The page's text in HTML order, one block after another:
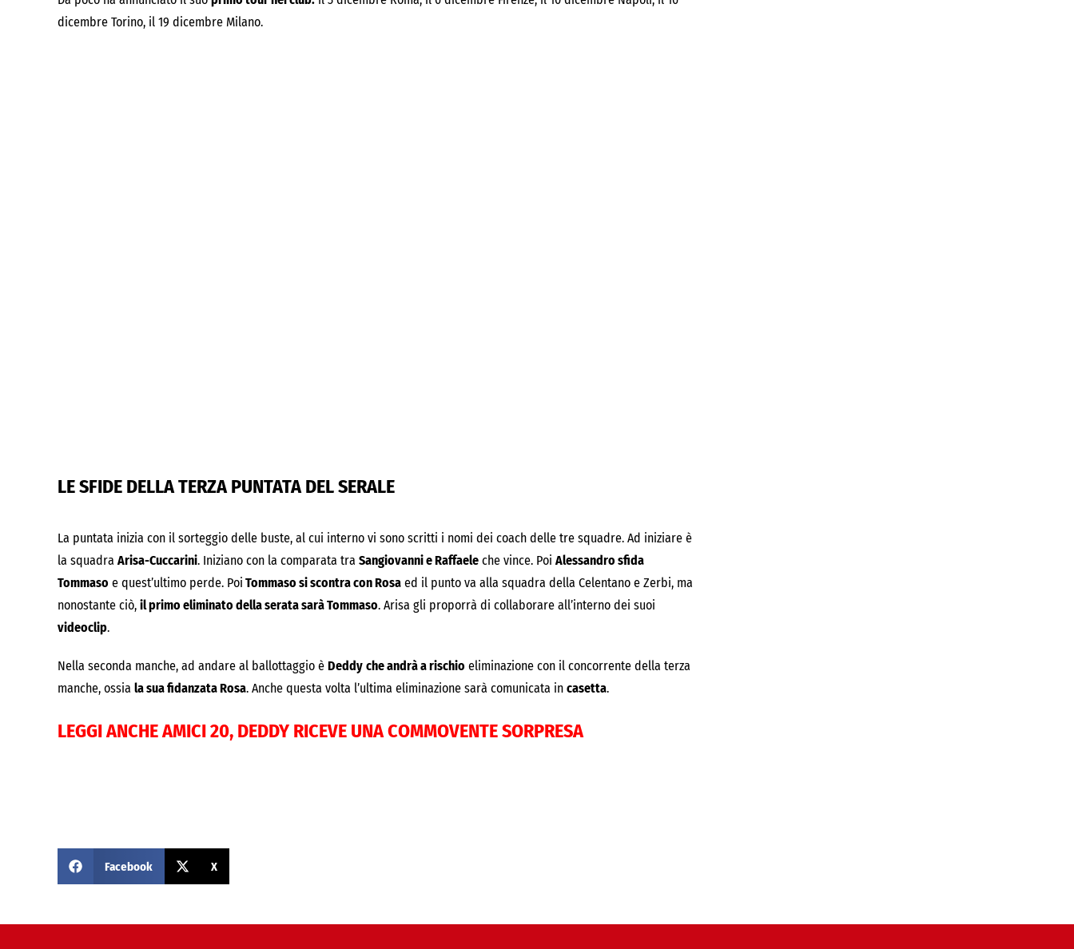
dicembre Torino, il 19 dicembre Milano.
LE SFIDE DELLA TERZA PUNTATA DEL SERALE
La puntata inizia con il sorteggio delle buste, al cui interno vi sono scritti i nomi dei coach delle tre squadre. Ad iniziare è
la squadra Arisa-Cuccarini. Iniziano con la comparata tra Sangiovanni e Raffaele che vince. Poi Alessandro sfida
Tommaso e quest’ultimo perde. Poi Tommaso si scontra con Rosa ed il punto va alla squadra della Celentano e Zerbi, ma
nonostante ciò, il primo eliminato della serata sarà Tommaso. Arisa gli proporrà di collaborare all’interno dei suoi
videoclip.
Nella seconda manche, ad andare al ballottaggio è Deddy che andrà a rischio eliminazione con il concorrente della terza
manche, ossia la sua fidanzata Rosa. Anche questa volta l’ultima eliminazione sarà comunicata in casetta.
LEGGI ANCHEAMICI 20, DEDDY RICEVE UNA COMMOVENTE SORPRESA
Facebook X